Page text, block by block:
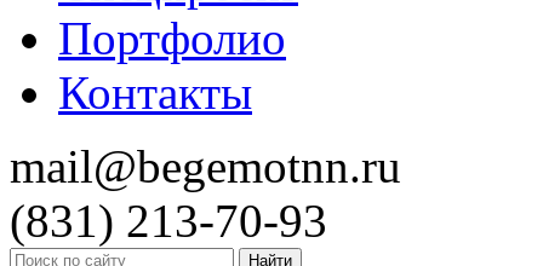
Портфолио
Контакты
mail@begemotnn.ru
(831) 213-70-93